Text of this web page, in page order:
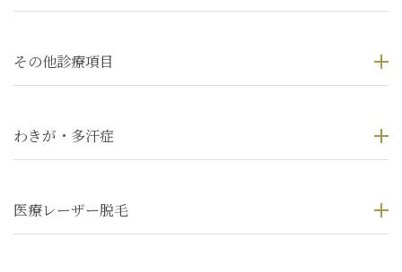
その他診療項目
わきが・多汗症
医療レーザー脱毛